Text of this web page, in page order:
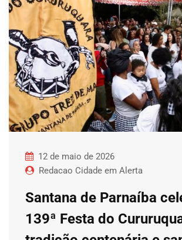
12 de maio de 2026
Redacao Cidade em Alerta
Santana de Parnaíba
139ª Festa do